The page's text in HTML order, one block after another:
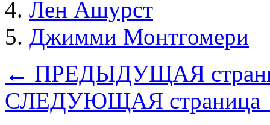
Лен Ашурст
Джимми Монтгомери
← ПРЕДЫДУЩАЯ
СЛЕДУЮЩАЯ